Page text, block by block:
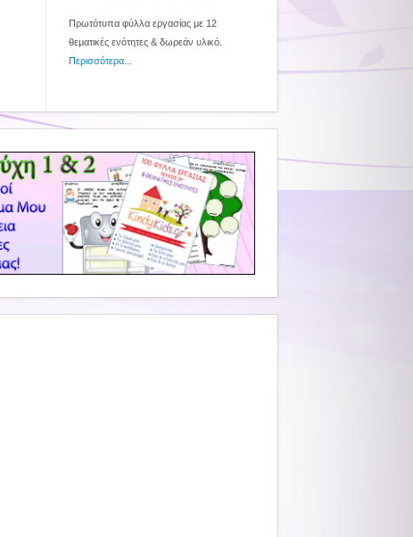
Πρωτότυπα φύλλα εργασίας με 12
θεματικές ενότητες & δωρεάν υλικό.
Περισσότερα...